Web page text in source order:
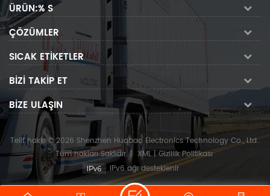
ÜRÜN:% S
ÇÖZÜMLER
SICAK ETIKETLER
BIZI TAKIP ET
BIZE ULAŞIN
Telif hakkı © 2026 Shenzhen Huabao Electronics Technology Co., Ltd..
Tüm hakları Saklıdır.| XML | Gizlilik Politikası
IPv6 ağı desteklenir